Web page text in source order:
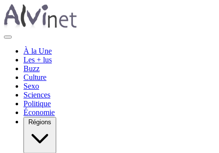
À la Une
Les + lus
Buzz
Culture
Sexo
Sciences
Politique
Économie
Régions